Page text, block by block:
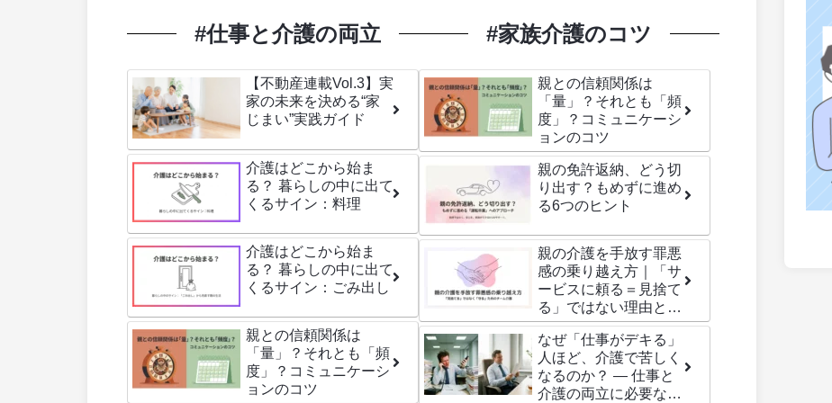
#仕事と介護の両立
【不動産連載Vol.3】実
家の未来を決める“家
じまい”実践ガイド
介護はどこから始ま
る？ 暮らしの中に出て
くるサイン：料理
介護はどこから始ま
る？ 暮らしの中に出て
くるサイン：ごみ出し
親との信頼関係は
「量」？それとも「頻
度」？コミュニケーシ
ョンのコツ
#家族介護のコツ
親との信頼関係は
「量」？それとも「頻
度」？コミュニケーシ
ョンのコツ
親の免許返納、どう切
り出す？もめずに進め
る6つのヒント
親の介護を手放す罪悪
感の乗り越え方｜「サ
ービスに頼る＝見捨て
る」ではない理由と心
の整理術
なぜ「仕事がデキる」
人ほど、介護で苦しく
なるのか？ ― 仕事と
介護の両立に必要なの